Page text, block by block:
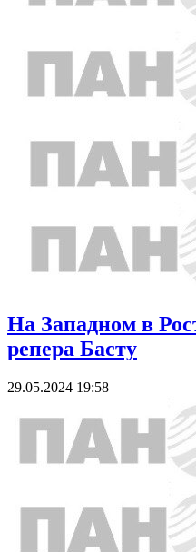
На Западном в
репера Басту
29.05.2024 19:58